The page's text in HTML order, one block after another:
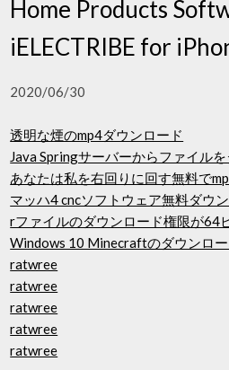
Home Products
iELECTRIBE for
2020/06/30
透明な煙のmp4ダウンロード
Java Springサーバーからファイル
あなたは私を右回りに回す無料で
マッハ4 cncソフトウェア無料ダウ
rファイルのダウンロード権限が64
Windows 10 Minecraftのダウンロ
ratwree
ratwree
ratwree
ratwree
ratwree